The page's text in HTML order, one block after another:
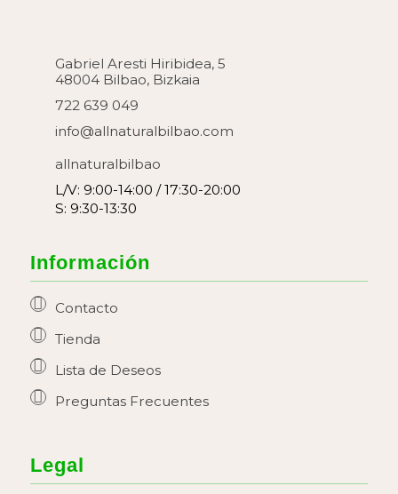
Gabriel Aresti Hiribidea, 5
48004 Bilbao, Bizkaia
722 639 049
info@allnaturalbilbao.com
allnaturalbilbao
L/V: 9:00-14:00 / 17:30-20:00
S: 9:30-13:30
Información
Contacto
Tienda
Lista de Deseos
Preguntas Frecuentes
Legal